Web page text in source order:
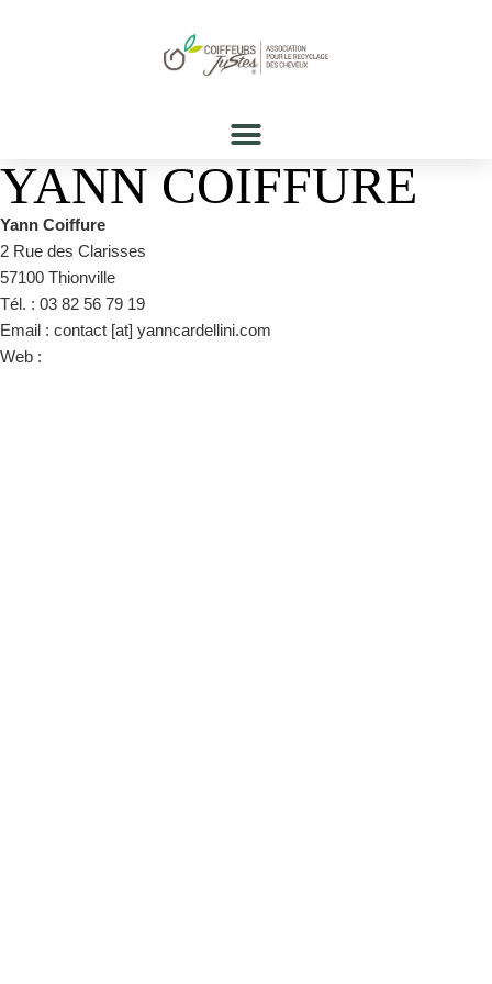
YANN COIFFURE
Yann Coiffure
2 Rue des Clarisses
57100 Thionville
Tél. : 03 82 56 79 19
Email : contact [at] yanncardellini.com
Web :